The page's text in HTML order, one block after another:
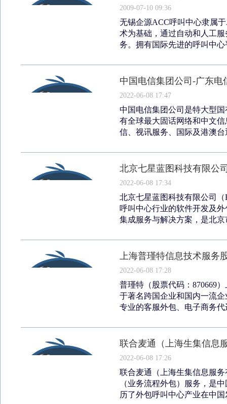
2009-07-10 09:36
无锡企源ACC呼叫中心隶属
术为基础，通过自动和人工
务。拥有国际先进的呼叫中
中国电信集团公司-广东电
2022-06-08 17:47
中国电信集团公司是特大型
有全球最大固话网络和中文
信、视讯服务、国际及港澳
北京七星蓝图科技有限公
2022-06-08 17:34
北京七星蓝图科技有限公司（
呼叫中心行业的软件开发及
集成服务与解决方案，是北京
上海普瑾特信息技术服务
2022-06-08 17:28
普瑾特（股票代码：870669
于著名跨国企业和国内一流
专业的客服外包、电子商务
联合麦通（上海生集信息
2022-06-08 17:26
联合麦通（上海生集信息服
（业务流程外包）服务，是
历了外包呼叫中心产业在中